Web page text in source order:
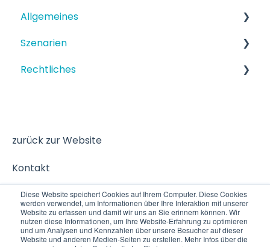
Diese Website speichert Cookies auf Ihrem Computer. Diese Cookies
werden verwendet, um Informationen über Ihre Interaktion mit unserer
Website zu erfassen und damit wir uns an Sie erinnern können. Wir
nutzen diese Informationen, um Ihre Website-Erfahrung zu optimieren
und um Analysen und Kennzahlen über unsere Besucher auf dieser
Website und anderen Medien-Seiten zu erstellen. Mehr Infos über die
Allgemeines
Funktionen
Einrichtung
Szenarien
Strukturiertes Szenario
Rechtliches
zurück zur Website
Kontakt